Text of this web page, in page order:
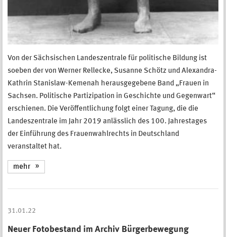
Von der Sächsischen Landeszentrale für politische Bildung ist
soeben der von Werner Rellecke, Susanne Schötz und Alexandra-
Kathrin Stanislaw-Kemenah herausgegebene Band „Frauen in
Sachsen. Politische Partizipation in Geschichte und Gegenwart“
erschienen. Die Veröffentlichung folgt einer Tagung, die die
Landeszentrale im Jahr 2019 anlässlich des 100. Jahrestages
der Einführung des Frauenwahlrechts in Deutschland
veranstaltet hat.
mehr
31.01.22
Neuer Fotobestand im Archiv Bürgerbewegung